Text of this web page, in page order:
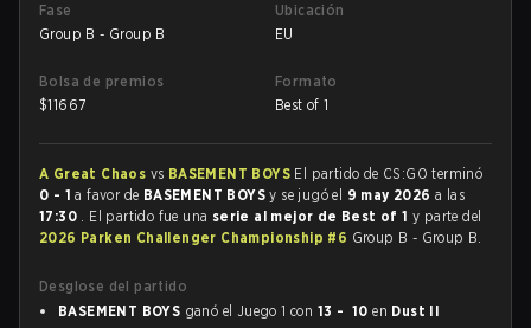
Fase
Group B - Group B
Ubicación
EU
Bolsa de premios
$11667
Formato
Best of 1
A Great Chaos vs BASEMENT BOYS El partido de CS:GO terminó
0 - 1 a favor de BASEMENT BOYSy se jugó el 9 may 2026a las
17:30 . El partido fue una serie al mejor de Best of 1y parte del
2026 Parken Challenger Championship #6 Group B - Group B.
Desglose del partido
BASEMENT BOYS ganó el Juego 1 con 13 - 10 en Dust II